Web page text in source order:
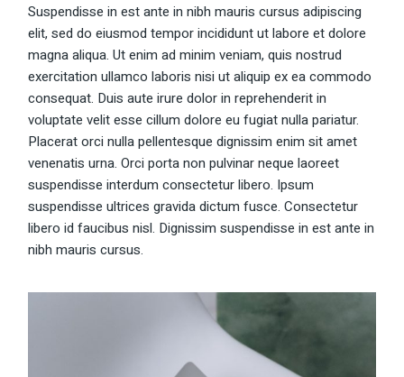
Suspendisse in est ante in nibh mauris cursus adipiscing
elit, sed do eiusmod tempor incididunt ut labore et dolore
magna aliqua. Ut enim ad minim veniam, quis nostrud
exercitation ullamco laboris nisi ut aliquip ex ea commodo
consequat. Duis aute irure dolor in reprehenderit in
voluptate velit esse cillum dolore eu fugiat nulla pariatur.
Placerat orci nulla pellentesque dignissim enim sit amet
venenatis urna. Orci porta non pulvinar neque laoreet
suspendisse interdum consectetur libero. Ipsum
suspendisse ultrices gravida dictum fusce. Consectetur
libero id faucibus nisl. Dignissim suspendisse in est ante in
nibh mauris cursus.